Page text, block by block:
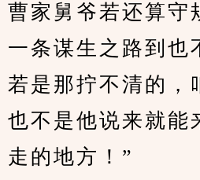
曹家舅爷若还算守
一条谋生之路到也
若是那拧不清的，
也不是他说来就能
走的地方！”